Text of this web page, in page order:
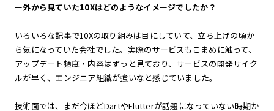
ー外から見ていた10Xはどのようなイメージでしたか？
いろいろな記事で10Xの取り組みは目にしていて、立ち上げの頃か
ら気になっていた会社でした。実際のサービスもこまめに触って、
アップデート頻度・内容はずっと見ており、サービスの開発サイク
ルが早く、エンジニア組織が強いなと感じていました。
技術面では、まだ今ほどDartやFlutterが話題になっていない時期か